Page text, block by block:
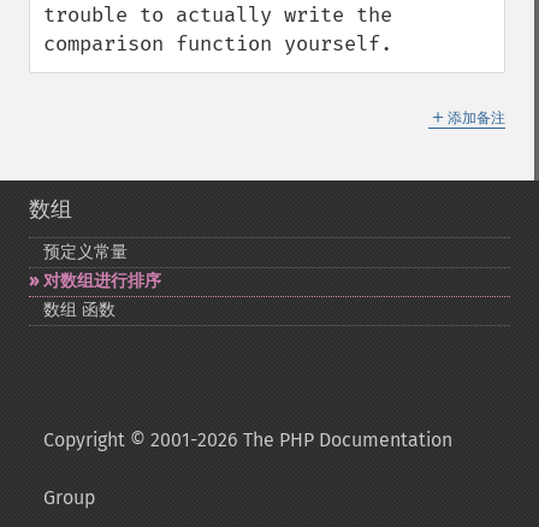
trouble to actually write the
comparison function yourself.
＋ 添加备注
数组
预定义常量
对数组进行排序
数组 函数
Copyright © 2001-2026 The PHP Documentation
Group